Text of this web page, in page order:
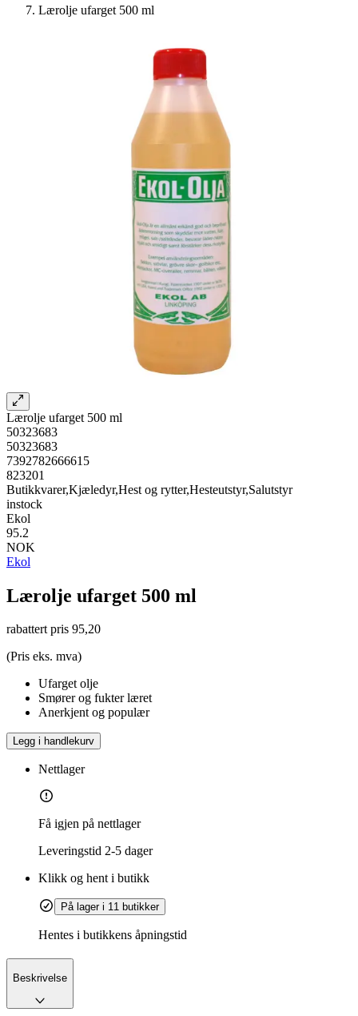
Lærolje ufarget 500 ml
Lærolje ufarget 500 ml
50323683
50323683
7392782666615
823201
Butikkvarer,Kjæledyr,Hest og rytter,Hesteutstyr,Salutstyr
instock
Ekol
95.2
NOK
Ekol
Lærolje ufarget 500 ml
rabattert pris 95,20
(Pris eks. mva)
Ufarget olje
Smører og fukter læret
Anerkjent og populær
Legg i handlekurv
Nettlager
Få igjen på nettlager
Leveringstid 2-5 dager
Klikk og hent i butikk
På lager i 11 butikker
Hentes i butikkens åpningstid
Beskrivelse